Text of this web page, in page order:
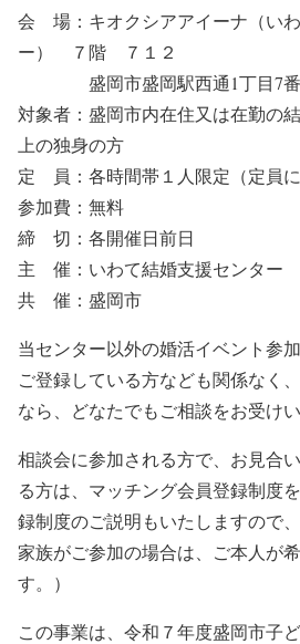
会 場：キオクシアアイーナ（い
ー） ７階 ７１２
盛岡市盛岡駅西通1丁目7番
対象者：盛岡市内在住又は在勤の
上の独身の方
定 員：各時間帯１人限定（定員に
参加費：無料
締 切：各開催日前日
主 催：いわて結婚支援センター
共 催：盛岡市
当センター以外の婚活イベント参
ご登録している方なども関係なく
なら、どなたでもご相談をお受けい
相談会に参加される方で、お見合
る方は、マッチング会員登録制度
録制度のご説明もいたしますので
家族がご参加の場合は、ご本人が
す。）
この事業は、令和７年度盛岡市子